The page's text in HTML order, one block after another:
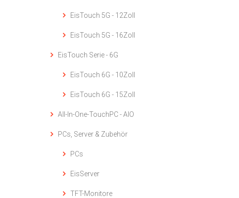
EisTouch 5G - 12Zoll
EisTouch 5G - 16Zoll
EisTouch Serie - 6G
EisTouch 6G - 10Zoll
EisTouch 6G - 15Zoll
All-In-One-TouchPC - AIO
PCs, Server & Zubehör
PCs
EisServer
TFT-Monitore